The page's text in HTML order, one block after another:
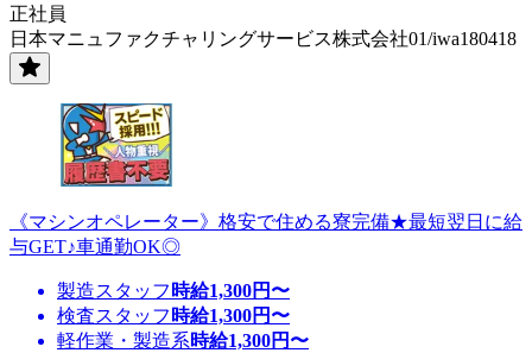
正社員
日本マニュファクチャリングサービス株式会社01/iwa180418
《マシンオペレーター》格安で住める寮完備★最短翌日に給
与GET♪車通勤OK◎
製造スタッフ 時給1,300円〜
検査スタッフ 時給1,300円〜
軽作業・製造系時給1,300円〜